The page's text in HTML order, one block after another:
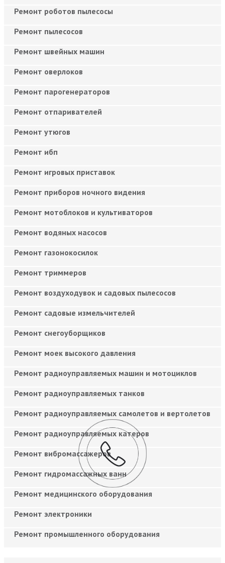
Ремонт роботов пылесосы
Ремонт пылесосов
Ремонт швейных машин
Ремонт оверлоков
Ремонт парогенераторов
Ремонт отпаривателей
Ремонт утюгов
Ремонт ибп
Ремонт игровых приставок
Ремонт приборов ночного видения
Ремонт мотоблоков и культиваторов
Ремонт водяных насосов
Ремонт газонокосилок
Ремонт триммеров
Ремонт воздуходувок и садовых пылесосов
Ремонт садовые измельчителей
Ремонт снегоуборщиков
Ремонт моек высокого давления
Ремонт радиоуправляемых машин и мотоциклов
Ремонт радиоуправляемых танков
Ремонт радиоуправляемых самолетов и вертолетов
Ремонт радиоуправляемых катеров
Ремонт вибромассажеров
Ремонт гидромассажных ванн
Ремонт медицинского оборудования
Ремонт электроники
Ремонт промышленного оборудования